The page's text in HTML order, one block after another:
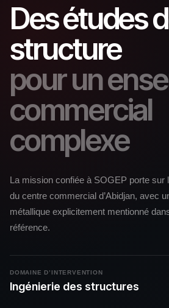
Des études
structure
pour un
commercial
complexe
La mission confiée à SOGEP porte sur
du centre commercial d’Abidjan, avec
métallique explicitement mentionné
référence.
DOMAINE D’INTERVENTION
Ingénierie des structures